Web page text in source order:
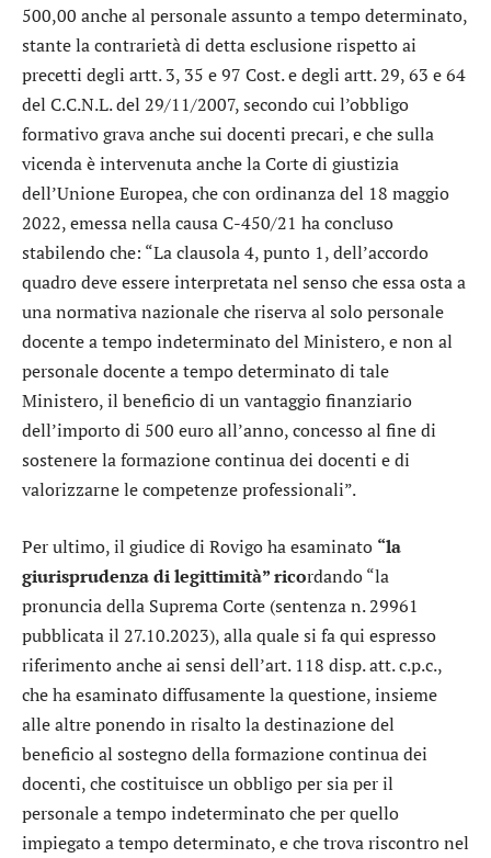
500,00 anche al personale assunto a tempo determinato,
stante la contrarietà di detta esclusione rispetto ai
precetti degli artt. 3, 35 e 97 Cost. e degli artt. 29, 63 e 64
del C.C.N.L. del 29/11/2007, secondo cui l’obbligo
formativo grava anche sui docenti precari, e che sulla
vicenda è intervenuta anche la Corte di giustizia
dell’Unione Europea, che con ordinanza del 18 maggio
2022, emessa nella causa C-450/21 ha concluso
stabilendo che: “La clausola 4, punto 1, dell’accordo
quadro deve essere interpretata nel senso che essa osta a
una normativa nazionale che riserva al solo personale
docente a tempo indeterminato del Ministero, e non al
personale docente a tempo determinato di tale
Ministero, il beneficio di un vantaggio finanziario
dell’importo di 500 euro all’anno, concesso al fine di
sostenere la formazione continua dei docenti e di
valorizzarne le competenze professionali”.
Per ultimo, il giudice di Rovigo ha esaminato “la
giurisprudenza di legittimità” ricordando “la
pronuncia della Suprema Corte (sentenza n. 29961
pubblicata il 27.10.2023), alla quale si fa qui espresso
riferimento anche ai sensi dell’art. 118 disp. att. c.p.c.,
che ha esaminato diffusamente la questione, insieme
alle altre ponendo in risalto la destinazione del
beneficio al sostegno della formazione continua dei
docenti, che costituisce un obbligo per sia per il
personale a tempo indeterminato che per quello
impiegato a tempo determinato, e che trova riscontro nel